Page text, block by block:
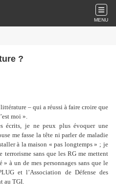
MENU
?
– qui a réussi à faire croire que
moi ».
écrits, je ne peux plus évoquer une
me fasse la tête ni parler de maladie
à la maison « pas longtemps » ; je
terrorisme sans que les RG me mettent
à un de mes personnages sans que le
et l’Association de Défense des
au TGI.